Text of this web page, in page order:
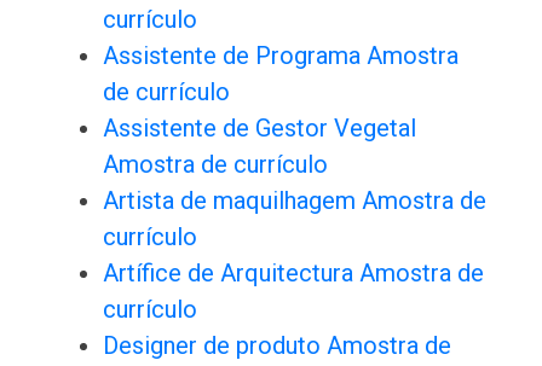
currículo
Assistente de Programa Amostra
de currículo
Assistente de Gestor Vegetal
Amostra de currículo
Artista de maquilhagem Amostra de
currículo
Artífice de Arquitectura Amostra de
currículo
Designer de produto Amostra de